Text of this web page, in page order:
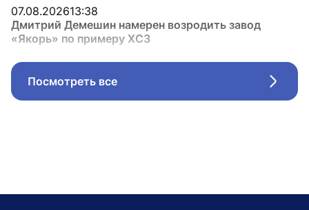
07.08.202613:38
Дмитрий Демешин намерен возродить завод
«Якорь» по примеру ХСЗ
Посмотреть все